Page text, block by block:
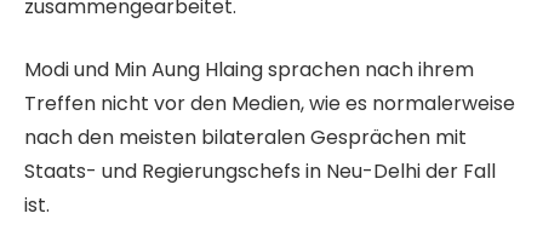
zusammengearbeitet.
Modi und Min Aung Hlaing sprachen nach ihrem
Treffen nicht vor den Medien, wie es normalerweise
nach den meisten bilateralen Gesprächen mit
Staats- und Regierungschefs in Neu-Delhi der Fall
ist.